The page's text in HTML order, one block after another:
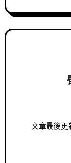
文章最後更新於 2025 年 7 月 10 日 ⸻ 人說